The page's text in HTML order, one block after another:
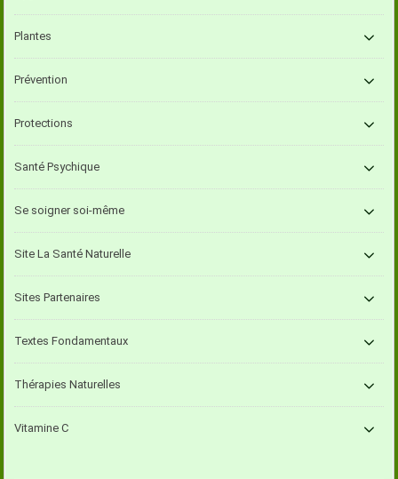
Plantes
Prévention
Protections
Santé Psychique
Se soigner soi-même
Site La Santé Naturelle
Sites Partenaires
Textes Fondamentaux
Thérapies Naturelles
Vitamine C